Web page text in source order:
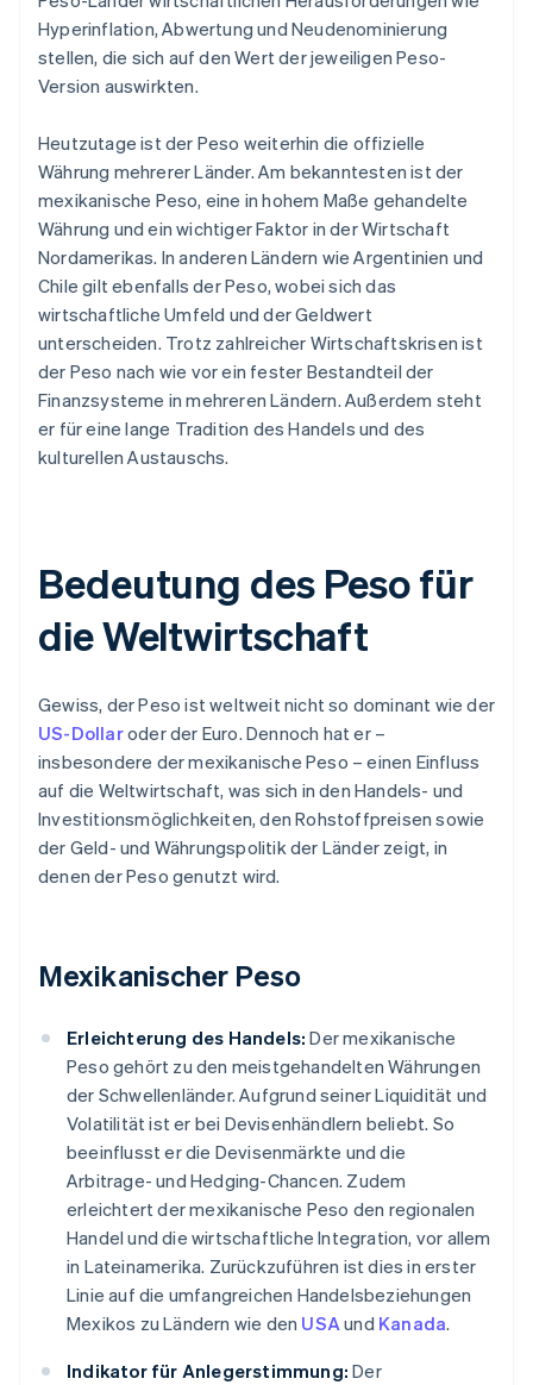
Hyperinflation, Abwertung und Neudenominierung
stellen, die sich auf den Wert der jeweiligen Peso-
Version auswirkten.
Heutzutage ist der Peso weiterhin die offizielle
Währung mehrerer Länder. Am bekanntesten ist der
mexikanische Peso, eine in hohem Maße gehandelte
Währung und ein wichtiger Faktor in der Wirtschaft
Nordamerikas. In anderen Ländern wie Argentinien und
Chile gilt ebenfalls der Peso, wobei sich das
wirtschaftliche Umfeld und der Geldwert
unterscheiden. Trotz zahlreicher Wirtschaftskrisen ist
der Peso nach wie vor ein fester Bestandteil der
Finanzsysteme in mehreren Ländern. Außerdem steht
er für eine lange Tradition des Handels und des
kulturellen Austauschs.
Bedeutung des Peso für
die Weltwirtschaft
Gewiss, der Peso ist weltweit nicht so dominant wie der
US-Dollaroder der Euro. Dennoch hat er –
insbesondere der mexikanische Peso – einen Einfluss
auf die Weltwirtschaft, was sich in den Handels- und
Investitionsmöglichkeiten, den Rohstoffpreisen sowie
der Geld- und Währungspolitik der Länder zeigt, in
denen der Peso genutzt wird.
Mexikanischer Peso
Erleichterung des Handels: Der mexikanische
Peso gehört zu den meistgehandelten Währungen
der Schwellenländer. Aufgrund seiner Liquidität und
Volatilität ist er bei Devisenhändlern beliebt. So
beeinflusst er die Devisenmärkte und die
Arbitrage- und Hedging-Chancen. Zudem
erleichtert der mexikanische Peso den regionalen
Handel und die wirtschaftliche Integration, vor allem
in Lateinamerika. Zurückzuführen ist dies in erster
Linie auf die umfangreichen Handelsbeziehungen
Mexikos zu Ländern wie den USAund Kanada.
Indikator für Anlegerstimmung: Der